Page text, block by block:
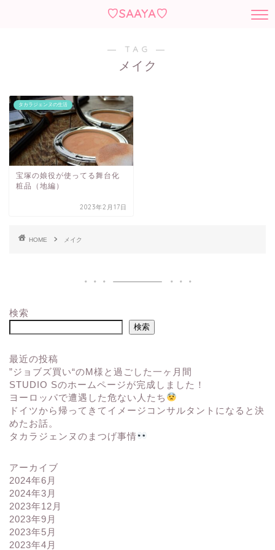
♡SAAYA♡
― TAG ―
メイク
タカラジェンヌの生活
宝塚の娘役が使ってる舞台化
粧品（地編）
2023年2月17日
HOME メイク
検索
検索
最近の投稿
”ジョブズ買い“のM様と過ごした一ヶ月間
STUDIO Sのホームページが完成しました！
ヨーロッパで遭遇した危ない人たち
ドイツから帰ってきてイメージコンサルタントになると決
めたお話。
タカラジェンヌのまつげ事情
アーカイブ
2024年6月
2024年3月
2023年12月
2023年9月
2023年5月
2023年4月